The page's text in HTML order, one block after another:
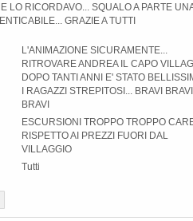
LO RICORDAVO... SQUALO A PARTE
GRAZIE A TUTTI
L'ANIMAZIONE SICURAMENTE...
RITROVARE ANDREA IL CAPO
DOPO TANTI ANNI E' STATO
I RAGAZZI STREPITOSI... BRAVI BRAVI
BRAVI
ESCURSIONI TROPPO TROPPO
RISPETTO AI PREZZI FUORI DAL
VILLAGGIO
Tutti